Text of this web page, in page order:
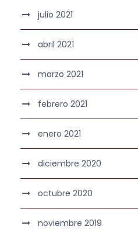
julio 2021
abril 2021
marzo 2021
febrero 2021
enero 2021
diciembre 2020
octubre 2020
noviembre 2019